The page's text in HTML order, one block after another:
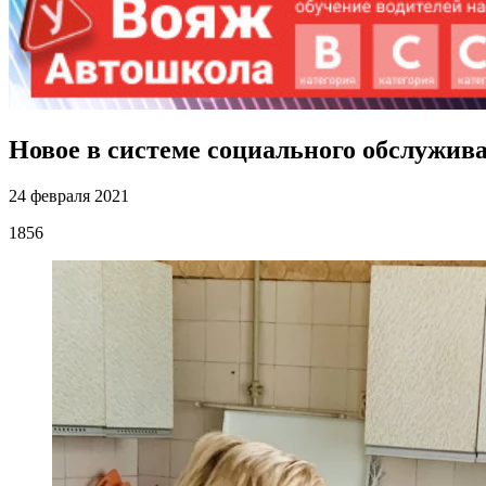
Новое в системе социального
24 февраля 2021
1856